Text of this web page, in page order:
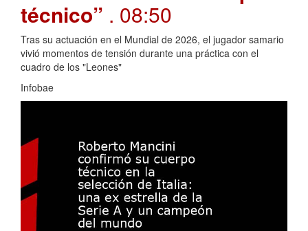
técnico” . 08:50
Tras su actuación en el Mundial de 2026, el jugador samario
vivió momentos de tensión durante una práctica con el
cuadro de los "Leones"
Infobae